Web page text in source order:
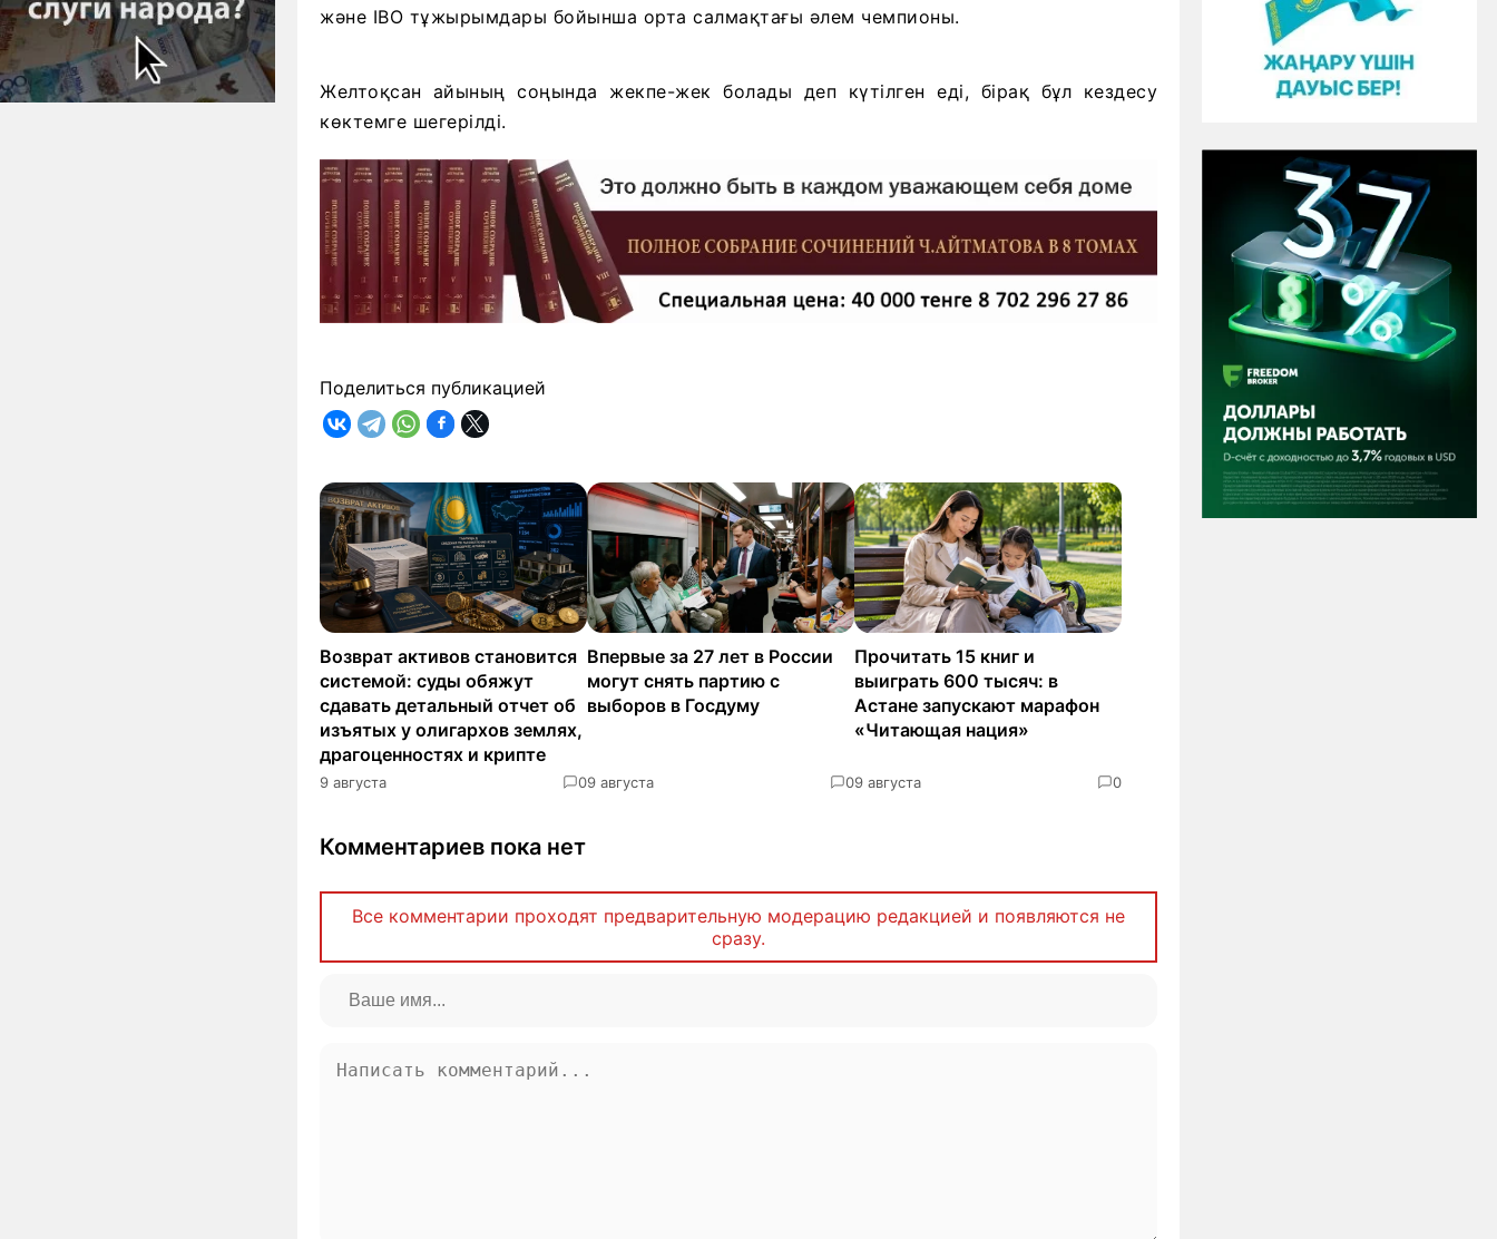
және IBO тұжырымдары бойынша орта салмақтағы әлем чемпионы.
Желтоқсан айының соңында жекпе-жек болады деп күтілген еді, бірақ бұл кездесу
көктемге шегерілді.
Поделиться публикацией
Возврат активов становится
системой: суды обяжут
сдавать детальный отчет об
изъятых у олигархов землях,
драгоценностях и крипте
9 августа 0
Впервые за 27 лет в России
могут снять партию с
выборов в Госдуму
9 августа 0
Прочитать 15 книг и
выиграть 600 тысяч: в
Астане запускают марафон
«Читающая нация»
9 августа 0
Комментариев пока нет
Все комментарии проходят предварительную модерацию редакцией и появляются не
сразу.